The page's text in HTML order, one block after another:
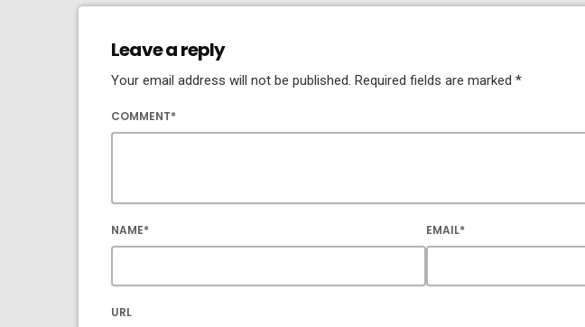
Leave a reply
Your email address will not be published. Required fields are marked *
COMMENT*
NAME* EMAIL*
URL